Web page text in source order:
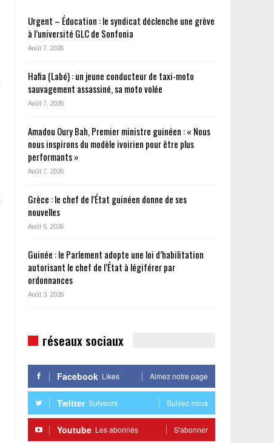
Urgent – Éducation : le syndicat déclenche une grève
à l’université GLC de Sonfonia
Août 7, 2026
Hafia (Labé) : un jeune conducteur de taxi-moto
sauvagement assassiné, sa moto volée
Août 7, 2026
Amadou Oury Bah, Premier ministre guinéen : « Nous
nous inspirons du modèle ivoirien pour être plus
performants »
Août 7, 2026
Grèce : le chef de l’État guinéen donne de ses
nouvelles
Août 6, 2026
Guinée : le Parlement adopte une loi d’habilitation
autorisant le chef de l’État à légiférer par
ordonnances
Août 3, 2026
réseaux sociaux
Facebook Likes Aimez notre page
Twitter Suiveurs Suivez-nous
Youtube Les abonnés S'abonner